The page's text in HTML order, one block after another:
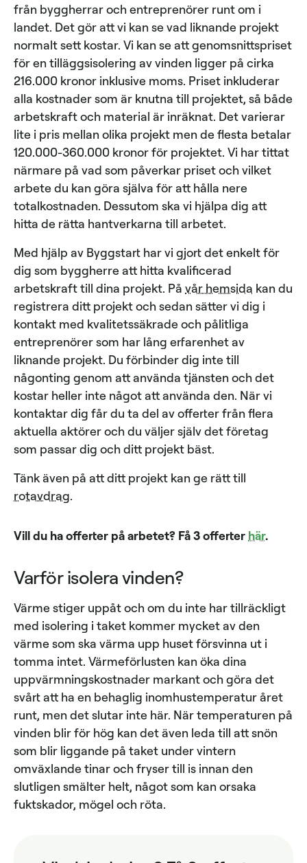
från byggherrar och entreprenörer runt om i
landet. Det gör att vi kan se vad liknande projekt
normalt sett kostar. Vi kan se att genomsnittspriset
för en tilläggsisolering av vinden ligger på cirka
216.000 kronor inklusive moms. Priset inkluderar
alla kostnader som är knutna till projektet, så både
arbetskraft och material är inräknat. Det varierar
lite i pris mellan olika projekt men de flesta betalar
120.000-360.000 kronor för projektet. Vi har tittat
närmare på vad som påverkar priset och vilket
arbete du kan göra själva för att hålla nere
totalkostnaden. Dessutom ska vi hjälpa dig att
hitta de rätta hantverkarna till arbetet.
Med hjälp av Byggstart har vi gjort det enkelt för
dig som byggherre att hitta kvalificerad
arbetskraft till dina projekt. På vår hemsida kan du
registrera ditt projekt och sedan sätter vi dig i
kontakt med kvalitetssäkrade och pålitliga
entreprenörer som har lång erfarenhet av
liknande projekt. Du förbinder dig inte till
någonting genom att använda tjänsten och det
kostar heller inte något att använda den. När vi
kontaktar dig får du ta del av offerter från flera
aktuella aktörer och du väljer själv det företag
som passar dig och ditt projekt bäst.
Tänk även på att ditt projekt kan ge rätt till
rotavdrag.
Vill du ha offerter på arbetet? Få 3 offerter här.
Varför isolera vinden?
Värme stiger uppåt och om du inte har tillräckligt
med isolering i taket kommer mycket av den
värme som ska värma upp huset försvinna ut i
tomma intet. Värmeförlusten kan öka dina
uppvärmningskostnader markant och göra det
svårt att ha en behaglig inomhustemperatur året
runt, men det slutar inte här. När temperaturen på
vinden blir för hög kan det även leda till att snön
som blir liggande på taket under vintern
omväxlande tinar och fryser till is innan den
slutligen smälter helt, något som kan orsaka
fuktskador, mögel och röta.